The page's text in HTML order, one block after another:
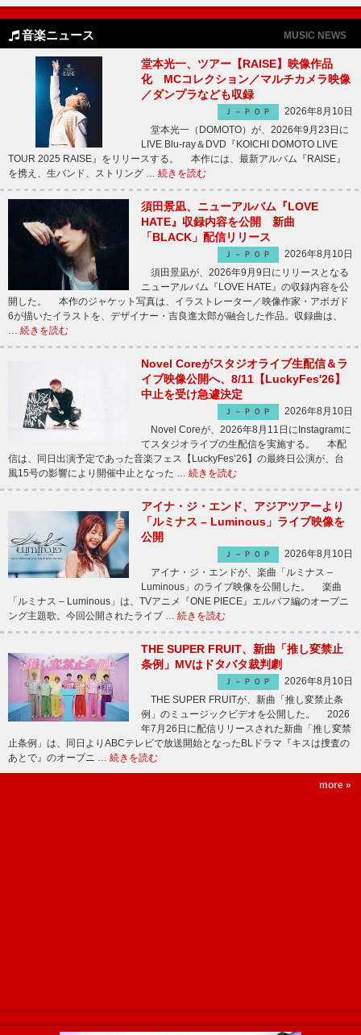
音楽ニュース MUSIC NEWS
堂本光一、ツアー【RAISE】映像作品
化 MCコレクション／マルチカメラ映像
／ダンプラなども収録
Ｊ－ＰＯＰ
2026年8月10日
堂本光一（DOMOTO）が、2026年9月23日に
LIVE Blu-ray＆DVD『KOICHI DOMOTO LIVE
TOUR 2025 RAISE』をリリースする。 本作には、最新アルバム『RAISE』
を携え、生バンド、ストリング … 続きを読む
須田景凪、ニューアルバム『LOVE
HATE』収録内容を公開 新曲
「BLACK」配信リリース
Ｊ－ＰＯＰ
2026年8月10日
須田景凪が、2026年9月9日にリリースとなる
ニューアルバム『LOVE HATE』の収録内容を公
開した。 本作のジャケット写真は、イラストレーター／映像作家・アボガド
6が描いたイラストを、デザイナー・吉良進太郎が融合した作品。収録曲は、
… 続きを読む
Novel Coreがスタジオライブ生配信＆ラ
イブ映像公開へ、8/11【LuckyFes'26】
中止を受け急遽決定
Ｊ－ＰＯＰ
2026年8月10日
Novel Coreが、2026年8月11日にInstagramに
てスタジオライブの生配信を実施する。 本配
信は、同日出演予定であった音楽フェス【LuckyFes’26】の最終日公演が、台
風15号の影響により開催中止となった … 続きを読む
アイナ・ジ・エンド、アジアツアーより
「ルミナス – Luminous」ライブ映像を
公開
Ｊ－ＰＯＰ
2026年8月10日
アイナ・ジ・エンドが、楽曲「ルミナス –
Luminous」のライブ映像を公開した。 楽曲
「ルミナス – Luminous」は、TVアニメ『ONE PIECE』エルバフ編のオープニ
ング主題歌。今回公開されたライブ … 続きを読む
THE SUPER FRUIT、新曲「推し変禁止
条例」MVはドタバタ裁判劇
Ｊ－ＰＯＰ
2026年8月10日
THE SUPER FRUITが、新曲「推し変禁止条
例」のミュージックビデオを公開した。 2026
年7月26日に配信リリースされた新曲「推し変禁
止条例」は、同日よりABCテレビで放送開始となったBLドラマ『キスは捜査の
あとで』のオープニ … 続きを読む
more »